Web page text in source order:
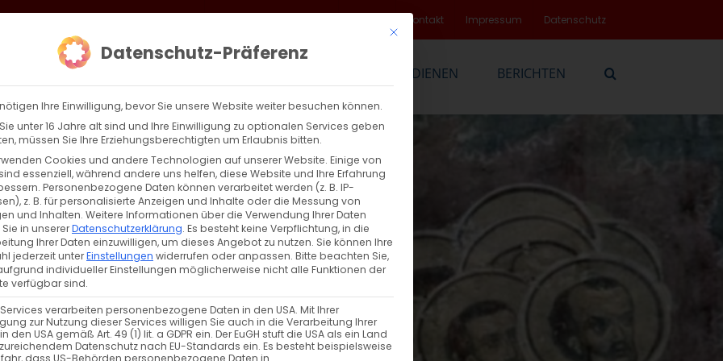
Kontakt Impressum Datenschutz
DIENEN BERICHTEN
Mit diesem Button wird der Dialog geschlossen. Seine
Datenschutz-Präferenz
Ihre Einwilligung, bevor Sie unsere Website weiter besuchen können.
unter 16 Jahre alt sind und Ihre Einwilligung zu optionalen Services geben
müssen Sie Ihre Erziehungsberechtigten um Erlaubnis bitten.
Cookies und andere Technologien auf unserer Website. Einige von
essenziell, während andere uns helfen, diese Website und Ihre Erfahrung
Personenbezogene Daten können verarbeitet werden (z. B. IP-
z. B. für personalisierte Anzeigen und Inhalte oder die Messung von
und Inhalten. Weitere Informationen über die Verwendung Ihrer Daten
in unsererDatenschutzerklärung. Es besteht keine Verpflichtung, in die
Ihrer Daten einzuwilligen, um dieses Angebot zu nutzen. Sie können Ihre
jederzeit unterEinstellungen widerrufen oder anpassen. Bitte beachten Sie,
individueller Einstellungen möglicherweise nicht alle Funktionen der
verfügbar sind.
verarbeiten personenbezogene Daten in den USA. Mit Ihrer
zur Nutzung dieser Services willigen Sie auch in die Verarbeitung Ihrer
den USA gemäß Art. 49 (1) lit. a GDPR ein. Der EuGH stuft die USA als ein Land
Datenschutz nach EU-Standards ein. Es besteht beispielsweise
dass US-Behörden personenbezogene Daten in